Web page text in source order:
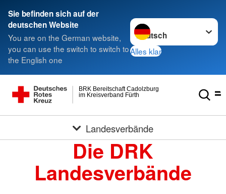
Sie befinden sich auf der
deutschen Website
You are on the German website,
you can use the switch to switch to
the English one
Sprache wechseln zu
Alles klar
im Kreisverband Fürth
BRK Bereitschaft Cadolzburg
Landesverbände
Die DRK
Landesverbände